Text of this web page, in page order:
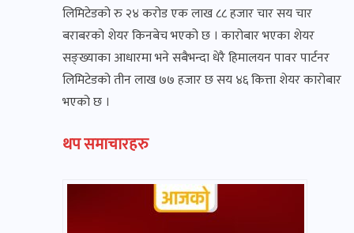
लिमिटेडको रु २४ करोड एक लाख ८८ हजार चार सय चार
बराबरको शेयर किनबेच भएको छ । कारोबार भएका शेयर
सङ्ख्याका आधारमा भने सबैभन्दा धेरै हिमालयन पावर पार्टनर
लिमिटेडको तीन लाख ७७ हजार छ सय ४६ कित्ता शेयर कारोबार
भएको छ ।
थप समाचारहरु